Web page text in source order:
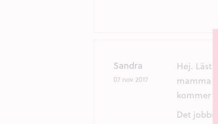
Sandra
07 nov 2017
Hej. Läst
mamma
kommer
Det